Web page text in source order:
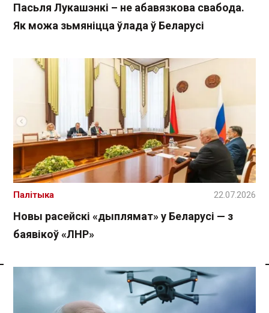
Пасьля Лукашэнкі – не абавязкова свабода.
Як можа зьмяніцца ўлада ў Беларусі
Новы расейскі «дыплямат» у Беларусі — з
баявікоў «ЛНР»
Палітыка 22.07.2026